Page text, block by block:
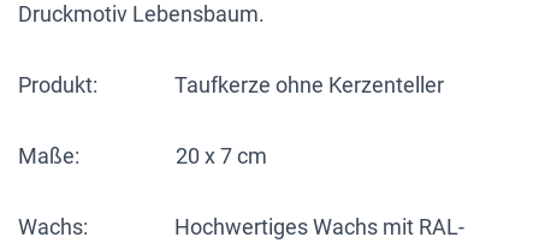
Druckmotiv Lebensbaum.
Produkt: Taufkerze ohne Kerzenteller
Maße: 20 x 7 cm
Wachs: Hochwertiges Wachs mit RAL-